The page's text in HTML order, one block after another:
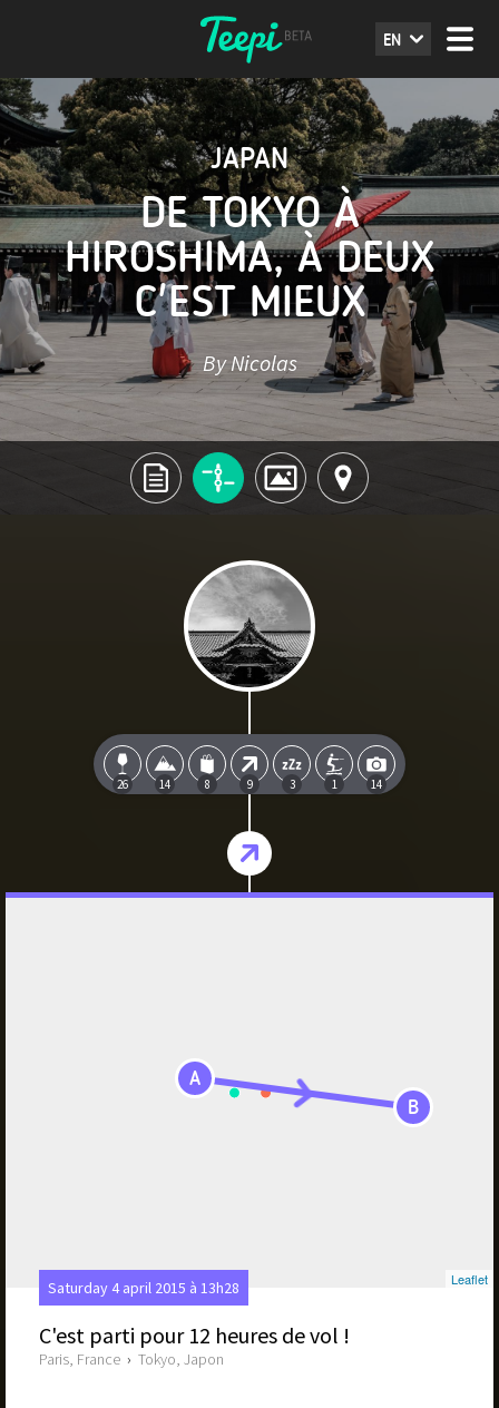
EN
JAPAN
DE TOKYO À
HIROSHIMA, À DEUX
C'EST MIEUX
By Nicolas
26 14 8 9 3 1 14
A
B
Leaflet
Saturday 4 april 2015 à 13h28
C'est parti pour 12 heures de vol !
Paris, France › Tokyo, Japon